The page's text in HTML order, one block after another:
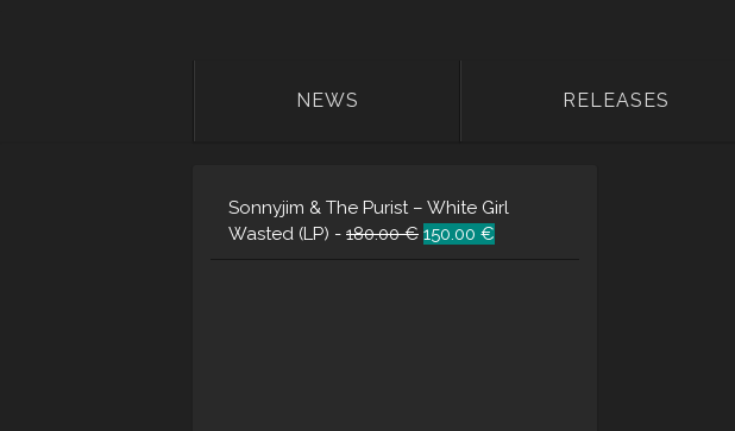
NEWS RELEASES
Sonnyjim & The Purist – White Girl
Wasted (LP) - 180.00€ Ursprünglicher
150.00 €